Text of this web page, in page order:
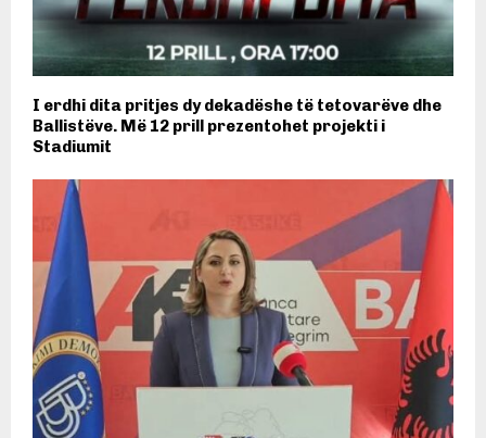
I erdhi dita pritjes dy dekadëshe të tetovarëve dhe
Ballistëve. Më 12 prill prezentohet projekti i
Stadiumit